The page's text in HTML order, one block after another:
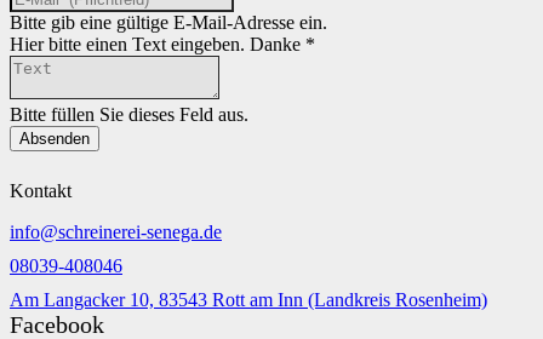
Bitte gib eine gültige E-Mail-Adresse ein.
Hier bitte einen Text eingeben. Danke *
Bitte füllen Sie dieses Feld aus.
Absenden
Kontakt
info@schreinerei-senega.de
08039-408046
Am Langacker 10, 83543 Rott am Inn (Landkreis Rosenheim)
Facebook